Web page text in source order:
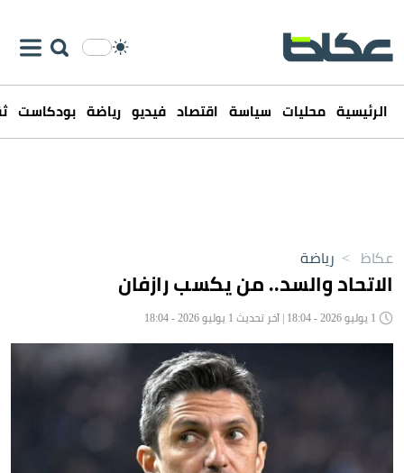
الرئيسية محليات سياسة اقتصاد فيديو رياضة بودكاست
عكاظ > رياضة
الاتحاد والسد.. من يكسب رازفان